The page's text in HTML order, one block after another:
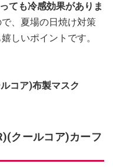
ても冷感効果がありま
、夏場の日焼け対策
しいポイントです。
コア)布製マスク
クールコア)カーフ